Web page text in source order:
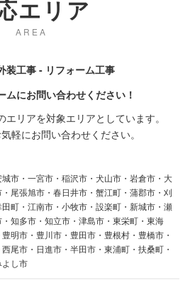
エリア
AREA
装工事 - リフォーム工事
ムにお問い合わせください！
リアを対象エリアとしています。
軽にお問い合わせください。
市・一宮市・稲沢市・犬山市・岩倉市・大
尾張旭市・春日井市・蟹江町・蒲郡市・刈
町・江南市・小牧市・設楽町・新城市・瀬
知多市・知立市・津島市・東栄町・東海
明市・豊川市・豊田市・豊根村・豊橋市・
尾市・日進市・半田市・東浦町・扶桑町・
し市